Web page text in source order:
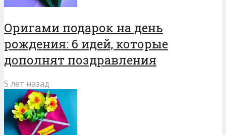
Оригами подарок на день
рождения: 6 идей, которые
дополнят поздравления
5 лет назад